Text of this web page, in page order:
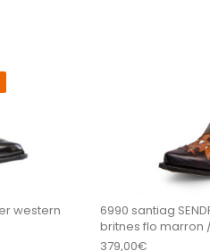
western
6990 santiag
britnes flo marron
379,00€